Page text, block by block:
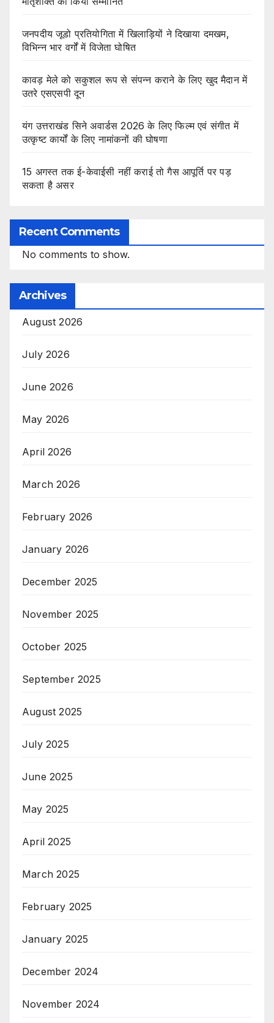
जनपदीय जूडो प्रतियोगिता में खिलाड़ियों ने दिखाया दमखम,
विभिन्न भार वर्गों में विजेता घोषित
कावड़ मेले को सकुशल रूप से संपन्न कराने के लिए खुद मैदान में
उतरे एसएसपी दून
यंग उत्तराखंड सिने अवार्डस 2026 के लिए फिल्म एवं संगीत में
उत्कृष्ट कार्यों के लिए नामांकनों की घोषणा
15 अगस्त तक ई-केवाईसी नहीं कराई तो गैस आपूर्ति पर पड़
सकता है असर
Recent Comments
No comments to show.
Archives
August 2026
July 2026
June 2026
May 2026
April 2026
March 2026
February 2026
January 2026
December 2025
November 2025
October 2025
September 2025
August 2025
July 2025
June 2025
May 2025
April 2025
March 2025
February 2025
January 2025
December 2024
November 2024